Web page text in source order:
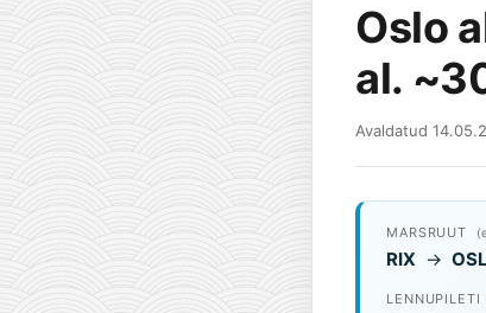
Oslo
al.
Avaldatud
MARSRUUT
RIX → OSL
LENNUPILETI